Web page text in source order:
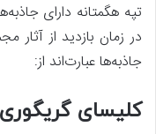
تپه هگمتانه دارای
در زمان بازدید از
جاذبه‌ها عبارت‌اند از:
کلیسای